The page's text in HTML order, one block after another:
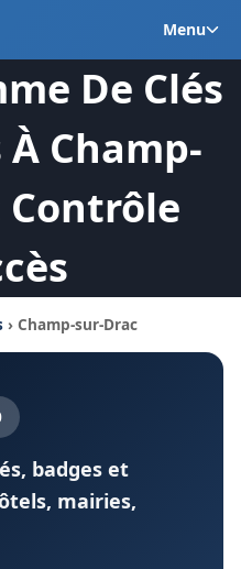
Menu
De Clés
Champ-
Contrôle
› Champ-sur-Drac
badges et
mairies,